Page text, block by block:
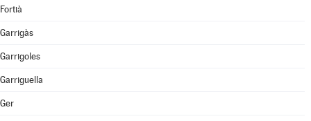
Fortià
Garrigàs
Garrigoles
Garriguella
Ger